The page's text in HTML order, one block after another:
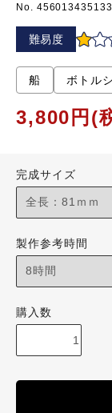
No.
難易度
船 ボトル
3,800円(
完成サイズ
製作参考時間
購入数